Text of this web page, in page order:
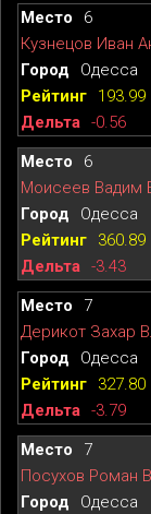
6
Кузнецов Иван
Одесса
193.99
-0.56
6
Моисеев Вадим
Одесса
360.89
-3.43
7
Дерикот Захар
Одесса
327.80
-3.79
7
Посухов Роман
Одесса